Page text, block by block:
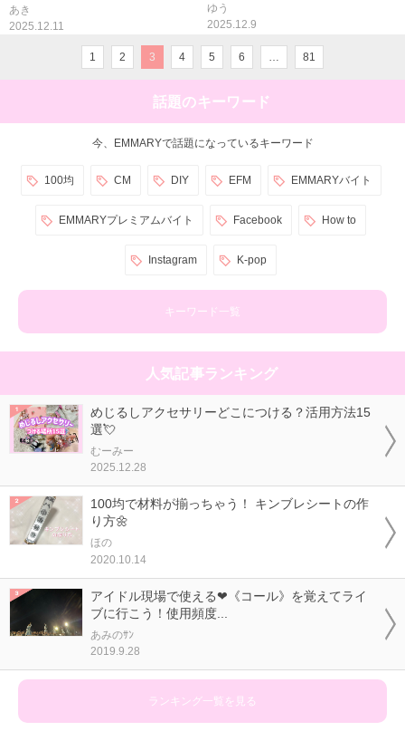
あき
2025.12.11
ゆう
2025.12.9
1 2 3 4 5 6 … 81
話題のキーワード
今、EMMARYで話題になっているキーワード
100均 CM DIY EFM EMMARYバイト
EMMARYプレミアムバイト Facebook How to
Instagram K-pop
キーワード一覧
人気記事ランキング
めじるしアクセサリーどこにつける？活用方法15
選💘
むーみー
2025.12.28
100均で材料が揃っちゃう！ キンブレシートの作
り方🌼
ほの
2020.10.14
アイドル現場で使える❤《コール》を覚えてライ
ブに行こう！使用頻度...
あみのｻﾝ
2019.9.28
ランキング一覧を見る